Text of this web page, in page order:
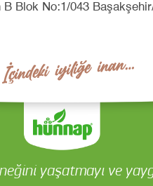
Blok No:1/043
yaşatmayı ve